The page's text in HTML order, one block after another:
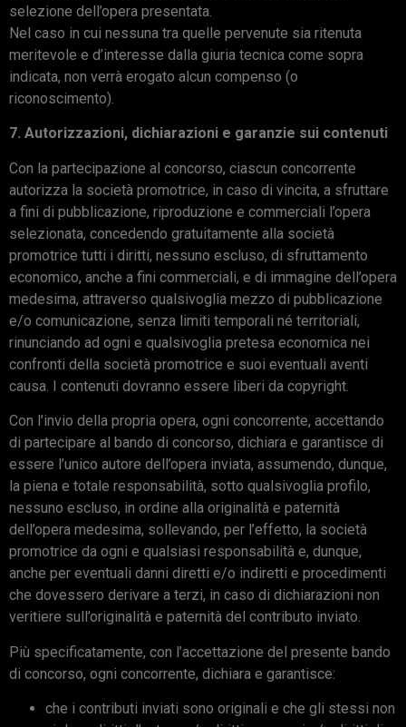
selezione dell’opera presentata.
Nel caso in cui nessuna tra quelle pervenute sia ritenuta
meritevole e d’interesse dalla giuria tecnica come sopra
indicata, non verrà erogato alcun compenso (o
riconoscimento).
7. Autorizzazioni, dichiarazioni e garanzie sui contenuti
Con la partecipazione al concorso, ciascun concorrente
autorizza la società promotrice, in caso di vincita, a sfruttare
a fini di pubblicazione, riproduzione e commerciali l’opera
selezionata, concedendo gratuitamente alla società
promotrice tutti i diritti, nessuno escluso, di sfruttamento
economico, anche a fini commerciali, e di immagine dell’opera
medesima, attraverso qualsivoglia mezzo di pubblicazione
e/o comunicazione, senza limiti temporali né territoriali,
rinunciando ad ogni e qualsivoglia pretesa economica nei
confronti della società promotrice e suoi eventuali aventi
causa. I contenuti dovranno essere liberi da copyright.
Con l’invio della propria opera, ogni concorrente, accettando
di partecipare al bando di concorso, dichiara e garantisce di
essere l’unico autore dell’opera inviata, assumendo, dunque,
la piena e totale responsabilità, sotto qualsivoglia profilo,
nessuno escluso, in ordine alla originalità e paternità
dell’opera medesima, sollevando, per l’effetto, la società
promotrice da ogni e qualsiasi responsabilità e, dunque,
anche per eventuali danni diretti e/o indiretti e procedimenti
che dovessero derivare a terzi, in caso di dichiarazioni non
veritiere sull’originalità e paternità del contributo inviato.
Più specificatamente, con l’accettazione del presente bando
di concorso, ogni concorrente, dichiara e garantisce:
che i contributi inviati sono originali e che gli stessi non